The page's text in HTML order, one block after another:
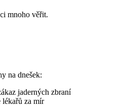
mnoho věřit.
na dnešek:
jaderných zbraní
lékařů za mír